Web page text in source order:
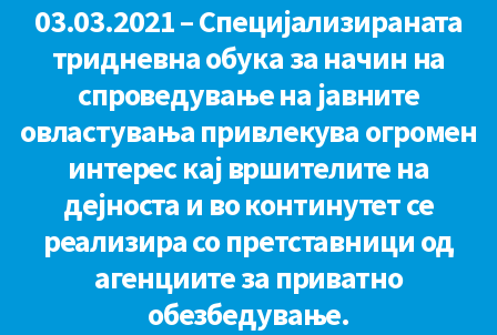
03.03.2021 – Специјализираната
тридневна обука за начин на
спроведување на јавните
овластувања привлекува огромен
интерес кај вршителите на
дејноста и во континутет се
реализира со претставници од
агенциите за приватно
обезбедување.